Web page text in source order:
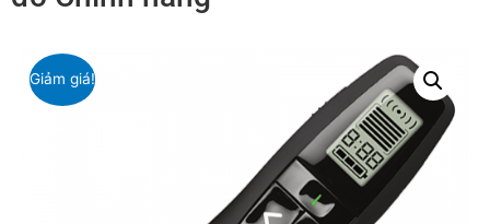
Giảm giá!